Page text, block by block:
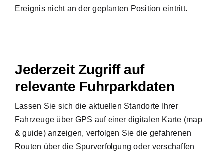
Ereignis nicht an der geplanten Position eintritt.
Jederzeit Zugriff auf
relevante Fuhrparkdaten
Lassen Sie sich die aktuellen Standorte Ihrer
Fahrzeuge über GPS auf einer digitalen Karte (map
& guide) anzeigen, verfolgen Sie die gefahrenen
Routen über die Spurverfolgung oder verschaffen